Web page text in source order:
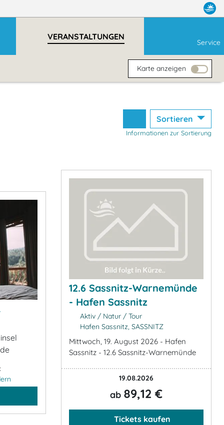
VERANSTALTUNGEN
Service
Karte anzeigen
Sortieren
Informationen zur Sortierung
12.6 Sassnitz-Warnemünde
- Hafen Sassnitz
Aktiv / Natur / Tour
Hafen Sassnitz, SASSNITZ
Mittwoch, 19. August 2026 - Hafen
Sassnitz - 12.6 Sassnitz-Warnemünde
19.08.2026
ab 89,12 €
Tickets kaufen